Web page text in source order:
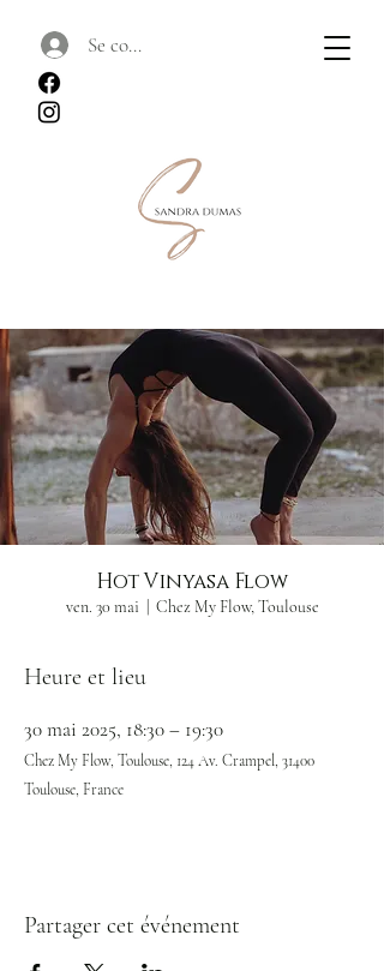
Se connecter
Hot Vinyasa Flow
ven. 30 mai Chez My Flow, Toulouse
Heure et lieu
30 mai 2025, 18:30 – 19:30
Chez My Flow, Toulouse, 124 Av. Crampel, 31400
Toulouse, France
Partager cet événement